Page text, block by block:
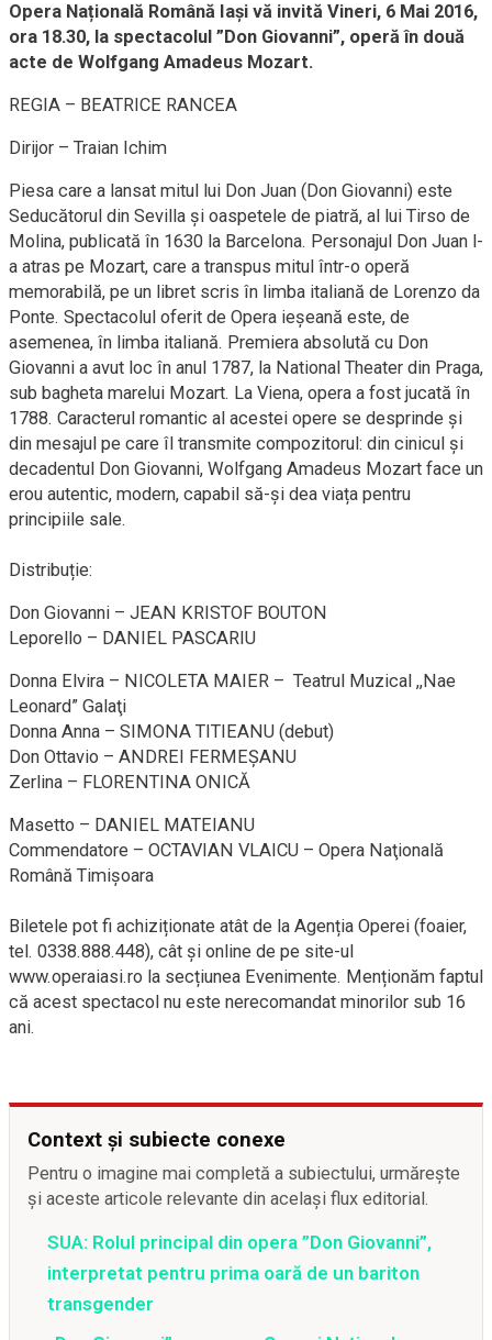
Opera Națională Română Iași vă invită Vineri, 6 Mai 2016,
ora 18.30, la spectacolul ”Don Giovanni”, operă în două
acte de Wolfgang Amadeus Mozart.
REGIA – BEATRICE RANCEA
Dirijor – Traian Ichim
Piesa care a lansat mitul lui Don Juan (Don Giovanni) este
Seducătorul din Sevilla și oaspetele de piatră, al lui Tirso de
Molina, publicată în 1630 la Barcelona. Personajul Don Juan l-
a atras pe Mozart, care a transpus mitul într-o operă
memorabilă, pe un libret scris în limba italiană de Lorenzo da
Ponte. Spectacolul oferit de Opera ieșeană este, de
asemenea, în limba italiană. Premiera absolută cu Don
Giovanni a avut loc în anul 1787, la National Theater din Praga,
sub bagheta marelui Mozart. La Viena, opera a fost jucată în
1788. Caracterul romantic al acestei opere se desprinde și
din mesajul pe care îl transmite compozitorul: din cinicul și
decadentul Don Giovanni, Wolfgang Amadeus Mozart face un
erou autentic, modern, capabil să-și dea viața pentru
principiile sale.
Distribuție:
Don Giovanni – JEAN KRISTOF BOUTON
Leporello – DANIEL PASCARIU
Donna Elvira – NICOLETA MAIER – Teatrul Muzical ,,Nae
Leonard” Galaţi
Donna Anna – SIMONA TITIEANU (debut)
Don Ottavio – ANDREI FERMEŞANU
Zerlina – FLORENTINA ONICĂ
Masetto – DANIEL MATEIANU
Commendatore – OCTAVIAN VLAICU – Opera Naţională
Română Timişoara
Biletele pot fi achiziționate atât de la Agenția Operei (foaier,
tel. 0338.888.448), cât și online de pe site-ul
www.operaiasi.ro la secțiunea Evenimente. Menționăm faptul
că acest spectacol nu este nerecomandat minorilor sub 16
ani.
Context și subiecte conexe
Pentru o imagine mai completă a subiectului, urmărește
și aceste articole relevante din același flux editorial.
SUA: Rolul principal din opera ”Don Giovanni”,
interpretat pentru prima oară de un bariton
transgender